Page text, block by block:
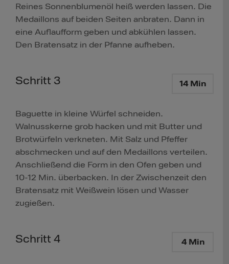
Reines Sonnenblumenöl heiß werden lassen. Die
Medaillons auf beiden Seiten anbraten. Dann in
eine Auflaufform geben und abkühlen lassen.
Den Bratensatz in der Pfanne aufheben.
Schritt 3 14 Min
Baguette in kleine Würfel schneiden.
Walnusskerne grob hacken und mit Butter und
Brotwürfeln verkneten. Mit Salz und Pfeffer
abschmecken und auf den Medaillons verteilen.
Anschließend die Form in den Ofen geben und
10-12 Min. überbacken. In der Zwischenzeit den
Bratensatz mit Weißwein lösen und Wasser
zugießen.
Schritt 4 4 Min